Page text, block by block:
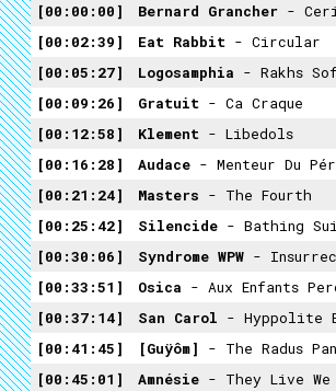
00:00:00 Bernard Grancher -
00:02:39
Eat Rabbit - Circular
00:05:27
Logosamphia - Rakhs
00:09:26
Gratuit - Ca Craque
00:12:58
Klement - Libedols
00:16:28
Audace - Menteur Du
00:21:24
Masters - The Fourth
00:25:42
Silencide - Bathing
00:30:06
Syndrome WPW -
00:33:51
Osica - Aux Enfants
00:37:14
San Carol - Hyppolite
00:41:45
[guÿôm]
- The Radus
00:45:01
Amnésie - They Live We